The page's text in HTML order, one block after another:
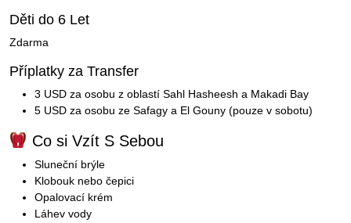
Děti do 6 Let
Zdarma
Příplatky za Transfer
3 USD za osobu z oblastí Sahl Hasheesh a Makadi Bay
5 USD za osobu ze Safagy a El Gouny (pouze v sobotu)
Co si Vzít S Sebou
Sluneční brýle
Klobouk nebo čepici
Opalovací krém
Láhev vody